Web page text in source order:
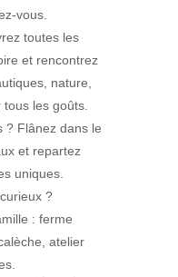
vous.
toutes les
et rencontrez
nature,
les goûts.
? Flânez dans le
et repartez
uniques.
?
: ferme
atelier